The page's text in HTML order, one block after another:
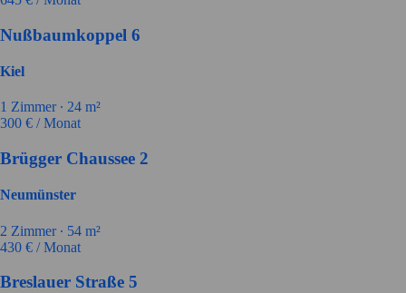
Nußbaumkoppel 6
Kiel
1 Zimmer ∙ 24 m²
300 € / Monat
Brügger Chaussee 2
Neumünster
2 Zimmer ∙ 54 m²
430 € / Monat
Breslauer Straße 5